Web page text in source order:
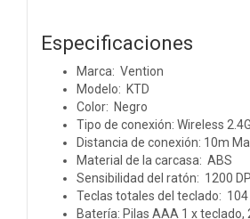
Especificaciones
Marca: Vention
Modelo: KTD
Color: Negro
Tipo de conexión: Wireless
Distancia de conexión: 10m
Material de la carcasa: ABS
Sensibilidad del ratón: 1200 DPI
Teclas totales del teclado:
Batería: Pilas AAA 1 x teclado,